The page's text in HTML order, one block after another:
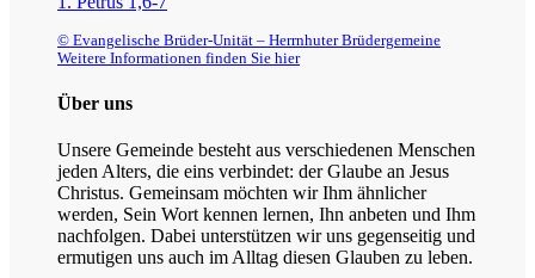
© Evangelische Brüder-Unität – Herrnhuter Brüdergemeine
Weitere Informationen finden Sie hier
Über uns
Unsere Gemeinde besteht aus verschiedenen Menschen
jeden Alters, die eins verbindet: der Glaube an Jesus
Christus. Gemeinsam möchten wir Ihm ähnlicher
werden, Sein Wort kennen lernen, Ihn anbeten und Ihm
nachfolgen. Dabei unterstützen wir uns gegenseitig und
ermutigen uns auch im Alltag diesen Glauben zu leben.